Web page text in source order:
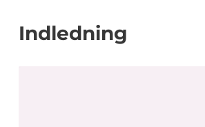
Indledning